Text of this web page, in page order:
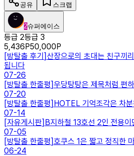
공유 스크랩
2슈퍼에이스
등급 2등급 3
5,436P50,000P
[방탈출 후기]산장으로의 초대는 친구끼
됩니다
07-26
[방탈출 한줄평]우당탕탕은 제목처럼 편
07-20
[방탈출 한줄평] HOTEL 기억조각은 차
07-14
[자유게시판] B지하철 13호선 2인 전용이
07-05
[방탈출 한줄평]호쿠스 1은 짧고 정직한
06-24